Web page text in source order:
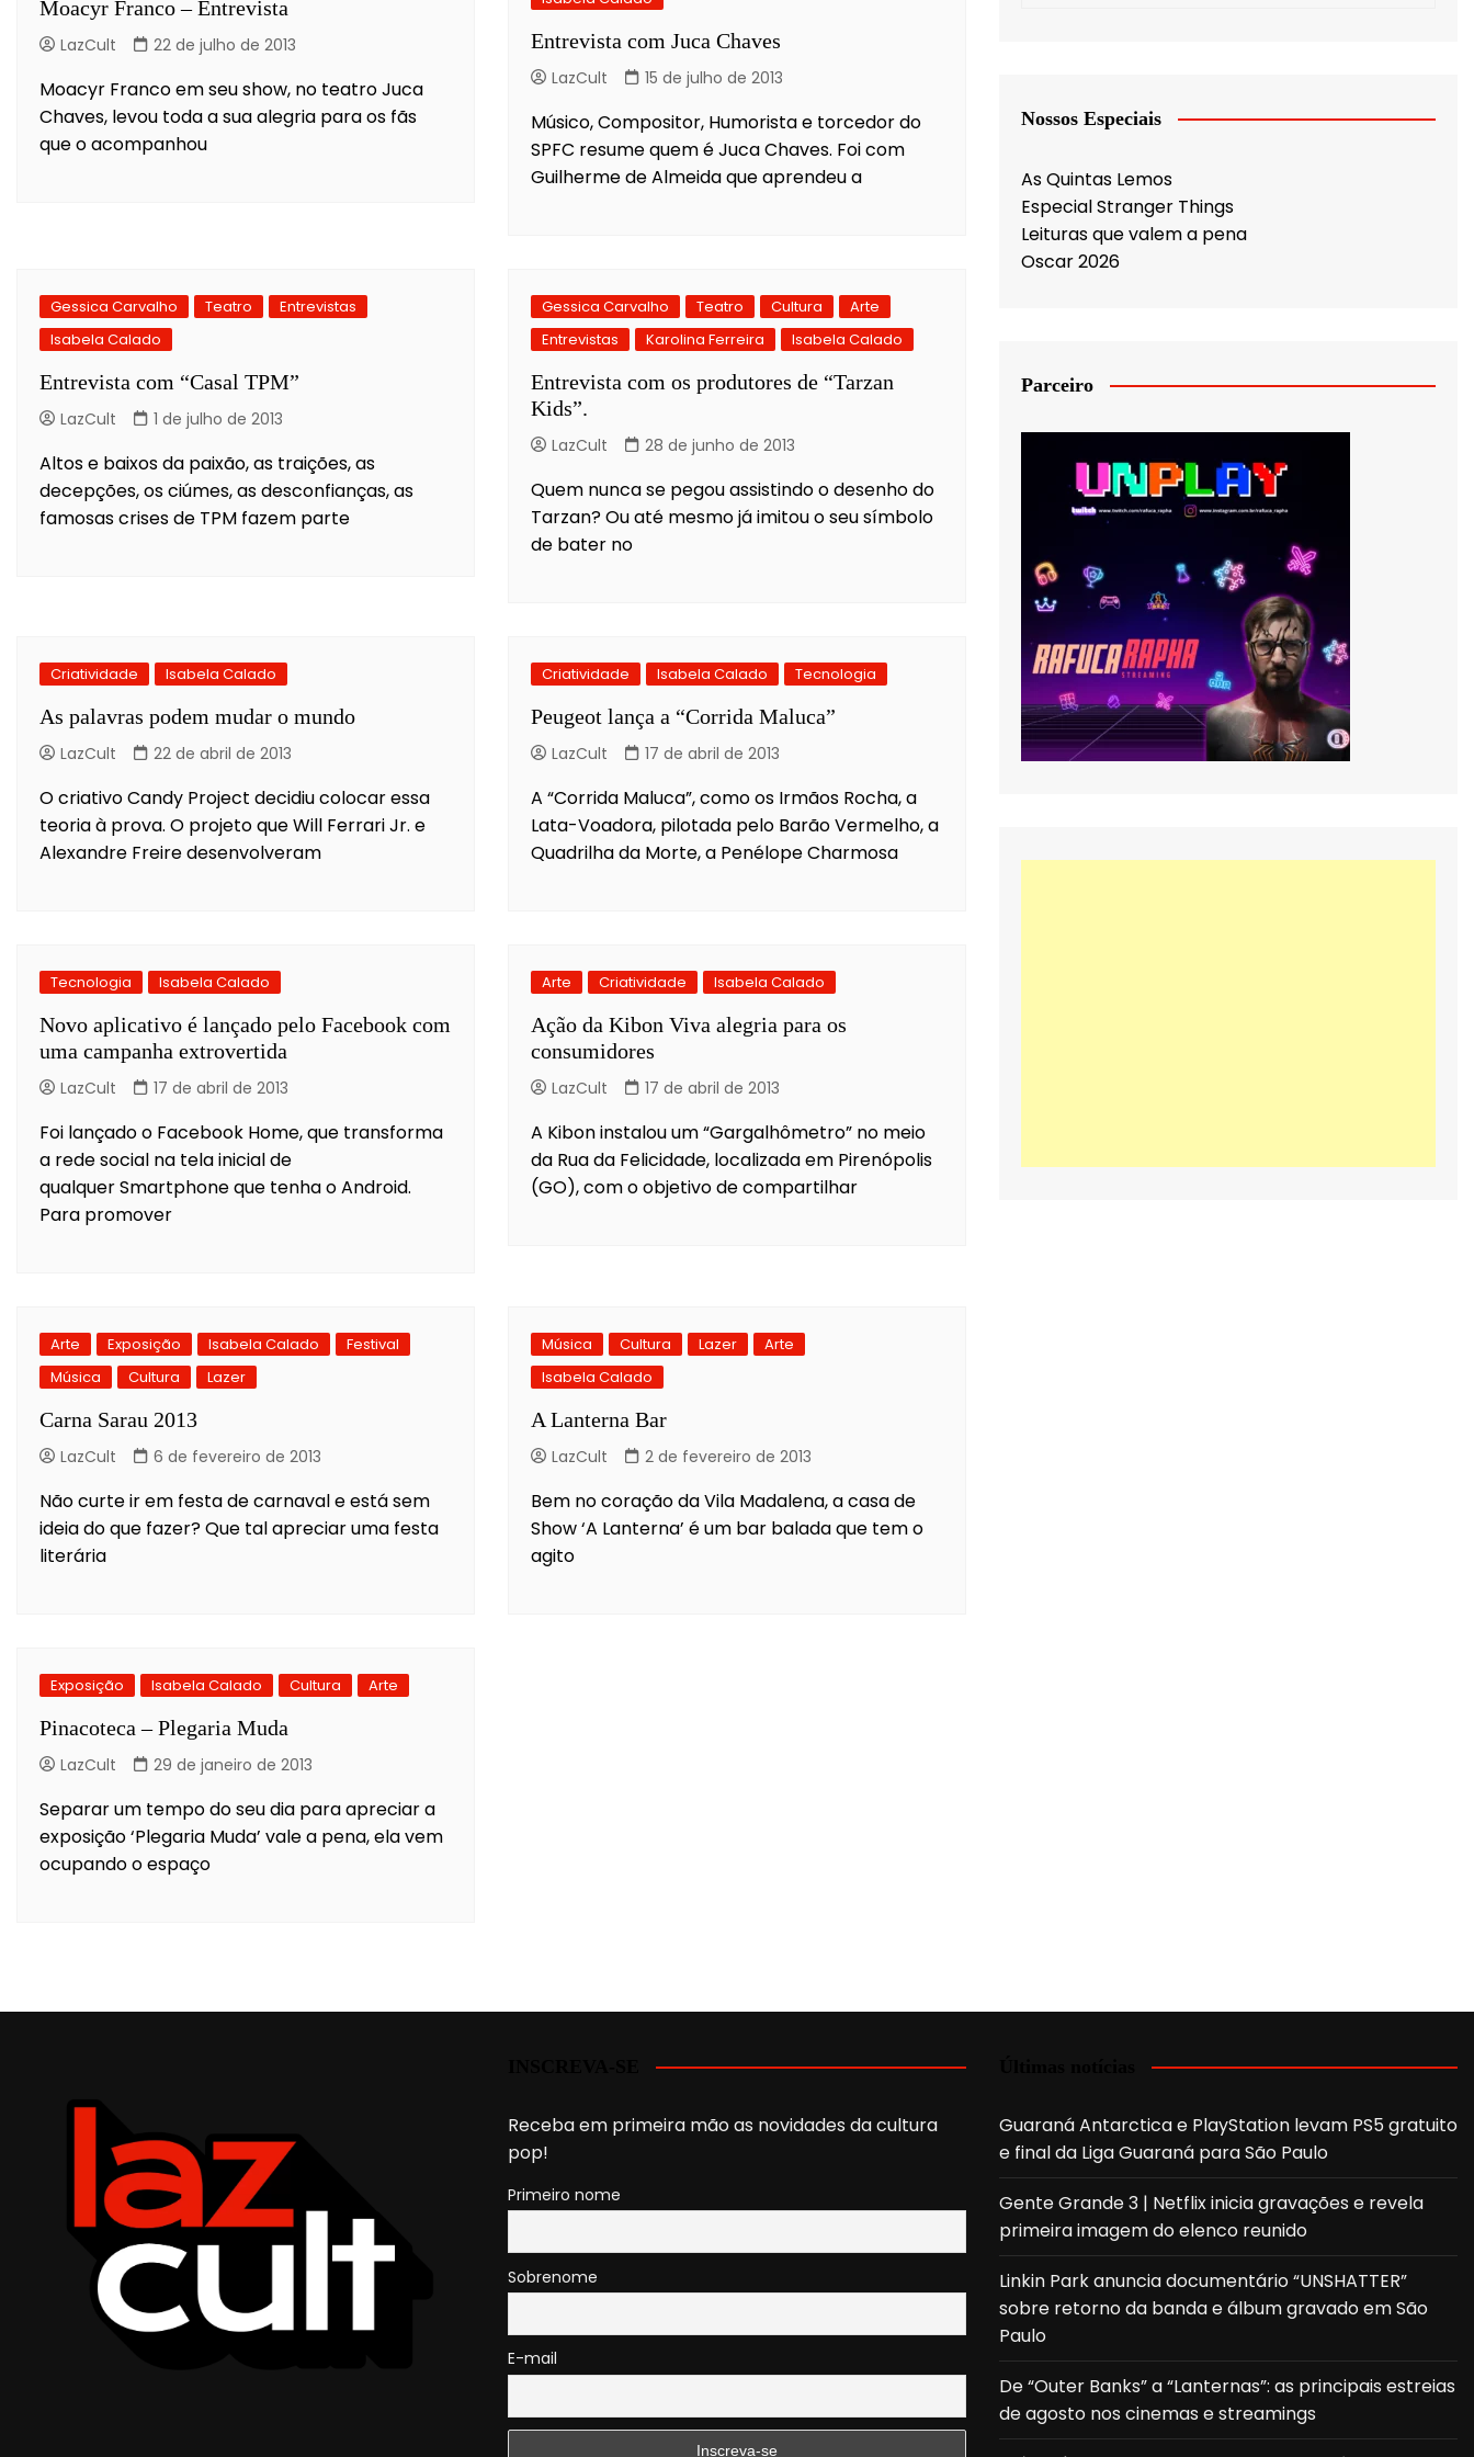
Moacyr Franco – Entrevista
LazCult 22 de julho de 2013
Moacyr Franco em seu show, no teatro Juca
Chaves, levou toda a sua alegria para os fãs
que o acompanhou
Entrevista com Juca Chaves
LazCult 15 de julho de 2013
Músico, Compositor, Humorista e torcedor do
SPFC resume quem é Juca Chaves. Foi com
Guilherme de Almeida que aprendeu a
Gessica Carvalho Teatro
Entrevistas
Isabela Calado
Entrevista com “Casal TPM”
LazCult 1 de julho de 2013
Altos e baixos da paixão, as traições, as
decepções, os ciúmes, as desconfianças, as
famosas crises de TPM fazem parte
Gessica Carvalho Teatro Cultura
Arte
Entrevistas
Karolina Ferreira Isabela Calado
Entrevista com os produtores de “Tarzan
Kids”.
LazCult 28 de junho de 2013
Quem nunca se pegou assistindo o desenho do
Tarzan? Ou até mesmo já imitou o seu símbolo
de bater no
Criatividade Isabela Calado
As palavras podem mudar o mundo
LazCult 22 de abril de 2013
O criativo Candy Project decidiu colocar essa
teoria à prova. O projeto que Will Ferrari Jr. e
Alexandre Freire desenvolveram
Criatividade Isabela Calado Tecnologia
Peugeot lança a “Corrida Maluca”
LazCult 17 de abril de 2013
A “Corrida Maluca”, como os Irmãos Rocha, a
Lata-Voadora, pilotada pelo Barão Vermelho, a
Quadrilha da Morte, a Penélope Charmosa
Tecnologia Isabela Calado
Novo aplicativo é lançado pelo Facebook com
uma campanha extrovertida
LazCult 17 de abril de 2013
Foi lançado o Facebook Home, que transforma
a rede social na tela inicial de
qualquer Smartphone que tenha o Android.
Para promover
Arte Criatividade Isabela Calado
Ação da Kibon Viva alegria para os
consumidores
LazCult 17 de abril de 2013
A Kibon instalou um “Gargalhômetro” no meio
da Rua da Felicidade, localizada em Pirenópolis
(GO), com o objetivo de compartilhar
Arte Exposição Isabela Calado
Festival
Música
Cultura Lazer
Carna Sarau 2013
LazCult 6 de fevereiro de 2013
Não curte ir em festa de carnaval e está sem
ideia do que fazer? Que tal apreciar uma festa
literária
Música Cultura Lazer
Arte
Isabela Calado
A Lanterna Bar
LazCult 2 de fevereiro de 2013
Bem no coração da Vila Madalena, a casa de
Show ‘A Lanterna’ é um bar balada que tem o
agito
Exposição Isabela Calado Cultura Arte
Pinacoteca – Plegaria Muda
LazCult 29 de janeiro de 2013
Separar um tempo do seu dia para apreciar a
exposição ‘Plegaria Muda’ vale a pena, ela vem
ocupando o espaço
Nossos Especiais
As Quintas Lemos
Especial Stranger Things
Leituras que valem a pena
Oscar 2026
Parceiro
Receba em primeira mão as novidades da cultura
pop!
Primeiro nome
Sobrenome
E-mail
Guaraná Antarctica e PlayStation levam PS5 gratuito
e final da Liga Guaraná para São Paulo
Gente Grande 3 | Netflix inicia gravações e revela
primeira imagem do elenco reunido
Linkin Park anuncia documentário “UNSHATTER”
sobre retorno da banda e álbum gravado em São
Paulo
De “Outer Banks” a “Lanternas”: as principais estreias
de agosto nos cinemas e streamings